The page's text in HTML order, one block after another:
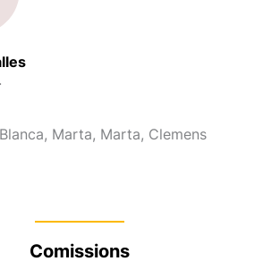
Marta, Marta, Clemens
Comissions